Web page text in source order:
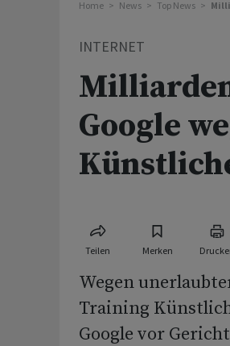
Home News Top News
INTERNET
Google
Teilen Merken
Wegen
Training
Google vor